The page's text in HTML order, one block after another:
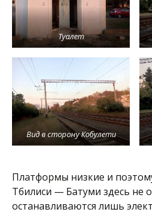
Туалет
Вид в сторону Кобулети
Платформы низкие и
Тбилиси — Батуми здесь не
останавливаются лишь